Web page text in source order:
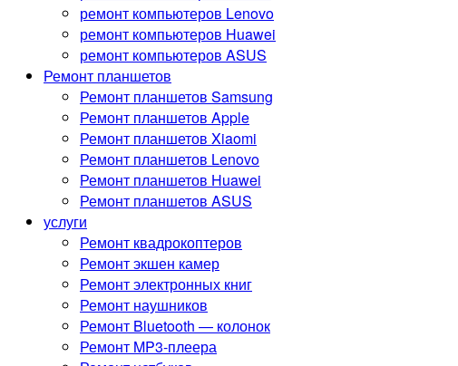
ремонт компьютеров Lenovo
ремонт компьютеров Huawei
ремонт компьютеров ASUS
Ремонт планшетов
Ремонт планшетов Samsung
Ремонт планшетов Apple
Ремонт планшетов Xiaomi
Ремонт планшетов Lenovo
Ремонт планшетов Huawei
Ремонт планшетов ASUS
услуги
Ремонт квадрокоптеров
Ремонт экшен камер
Ремонт электронных книг
Ремонт наушников
Ремонт Bluetooth — колонок
Ремонт MP3-плеера